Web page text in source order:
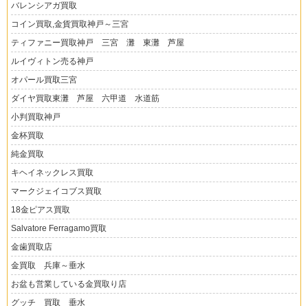
バレンシアガ買取
コイン買取,金貨買取神戸～三宮
ティファニー買取神戸 三宮 灘 東灘 芦屋
ルイヴィトン売る神戸
オパール買取三宮
ダイヤ買取東灘 芦屋 六甲道 水道筋
小判買取神戸
金杯買取
純金買取
キヘイネックレス買取
マークジェイコブス買取
18金ピアス買取
Salvatore Ferragamo買取
金歯買取店
金買取 兵庫～垂水
お盆も営業している金買取り店
グッチ 買取 垂水